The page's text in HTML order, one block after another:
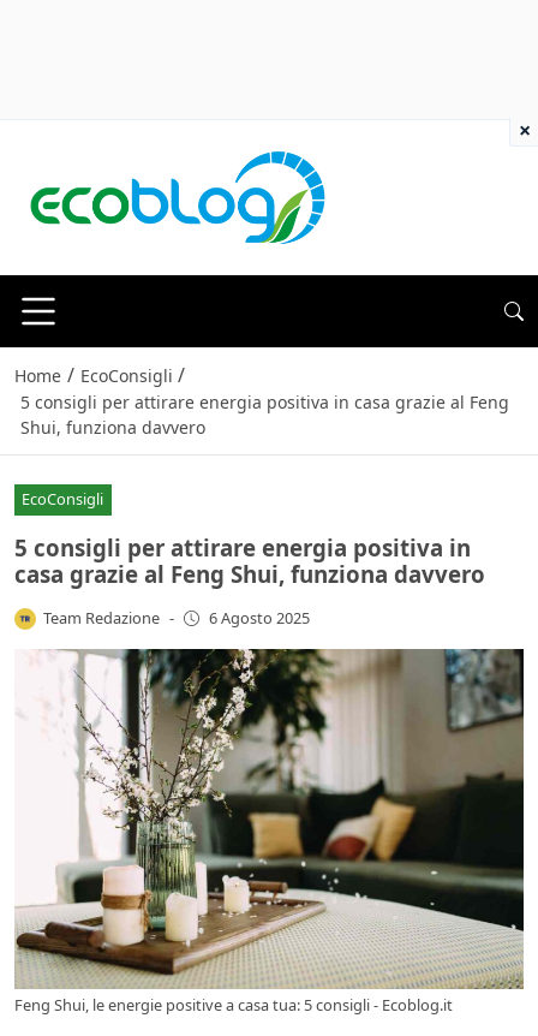
Home / EcoConsigli /
5 consigli per attirare energia positiva in casa grazie al Feng
Shui, funziona davvero
EcoConsigli
5 consigli per attirare energia positiva in
casa grazie al Feng Shui, funziona davvero
Team Redazione - 6 Agosto 2025
Feng Shui, le energie positive a casa tua: 5 consigli - Ecoblog.it
×